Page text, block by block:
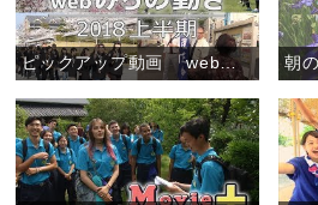
ピックアップ動画 「webみちの動き 2018上半期」